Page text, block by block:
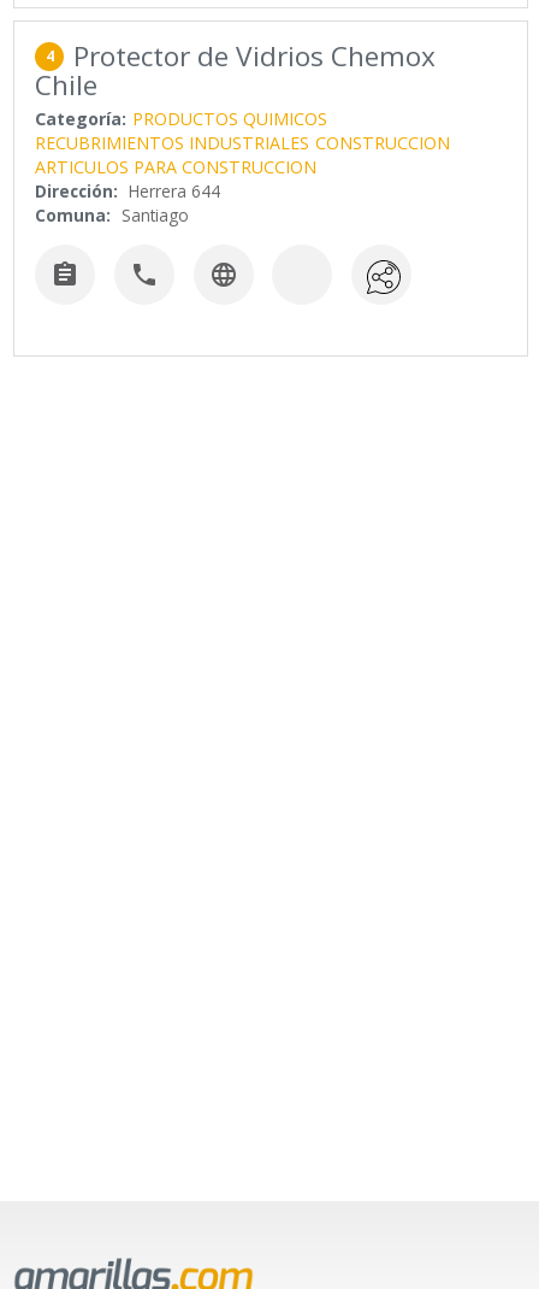
4 Protector de Vidrios Chemox
Chile
Categoría: PRODUCTOS QUIMICOS
RECUBRIMIENTOS INDUSTRIALES CONSTRUCCION
ARTICULOS PARA CONSTRUCCION
Dirección: Herrera 644
Comuna: Santiago
  